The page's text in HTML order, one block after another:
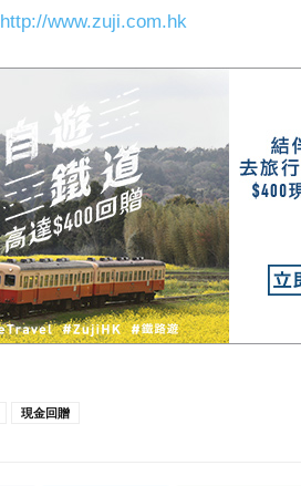
http://www.zuji.com.hk
現金回贈